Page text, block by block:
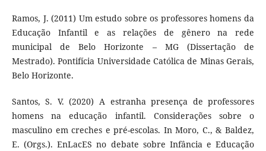
Ramos, J. (2011) Um estudo sobre os professores homens da
Educação Infantil e as relações de gênero na rede
municipal de Belo Horizonte – MG (Dissertação de
Mestrado). Pontifícia Universidade Católica de Minas Gerais,
Belo Horizonte.
Santos, S. V. (2020) A estranha presença de professores
homens na educação infantil. Considerações sobre o
masculino em creches e pré-escolas. In Moro, C., & Baldez,
E. (Orgs.). EnLacES no debate sobre Infância e Educação